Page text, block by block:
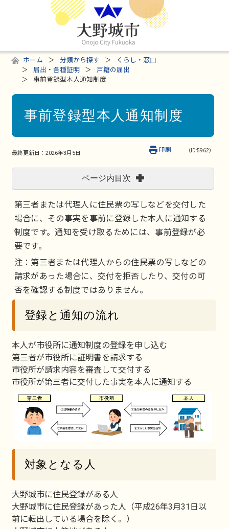
ホーム 分類から探す
くらし・窓口
届出・各種証明
戸籍の届出
事前登録型本人通知制度
事前登録型本人通知制度
最終更新日： 2026年3月5日 （ID:5962）
印刷
ページ内目次
第三者または代理人に住民票の写しなどを交付した
場合に、その事実を事前に登録した本人に通知する
制度です。通知を受け取るためには、事前登録が必
要です。
注：第三者または代理人からの住民票の写しなどの
請求があった場合に、交付を拒否したり、交付の可
否を確認する制度ではありません。
登録と通知の流れ
本人が市役所に通知制度の登録を申し込む
第三者が市役所に証明書を請求する
市役所が請求内容を審査して交付する
市役所が第三者に交付した事実を本人に通知する
対象となる人
大野城市に住民登録がある人
大野城市に住民登録があった人（平成26年3月31日以
前に転出している場合を除く。）